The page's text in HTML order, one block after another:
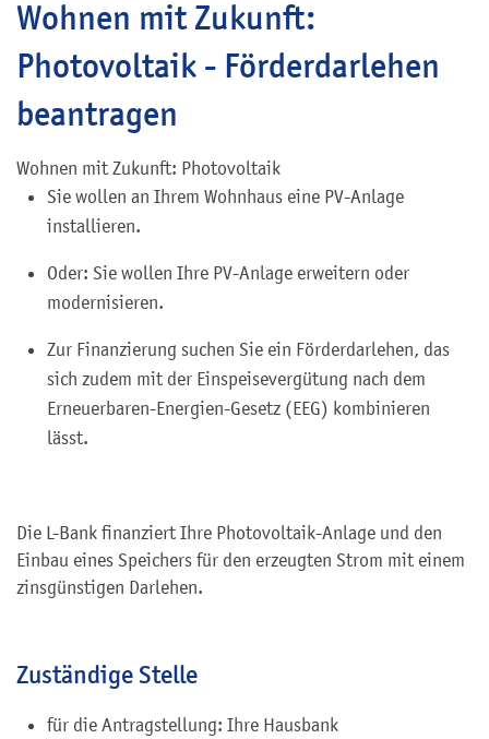
Wohnen mit Zukunft:
Photovoltaik - Förderdarlehen
beantragen
Wohnen mit Zukunft: Photovoltaik
Sie wollen an Ihrem Wohnhaus eine PV-Anlage
installieren.
Oder: Sie wollen Ihre PV-Anlage erweitern oder
modernisieren.
Zur Finanzierung suchen Sie ein Förderdarlehen, das
sich zudem mit der Einspeisevergütung nach dem
Erneuerbaren-Energien-Gesetz (EEG) kombinieren
lässt.
Die L-Bank finanziert Ihre Photovoltaik-Anlage und den
Einbau eines Speichers für den erzeugten Strom mit einem
zinsgünstigen Darlehen.
Zuständige Stelle
für die Antragstellung: Ihre Hausbank